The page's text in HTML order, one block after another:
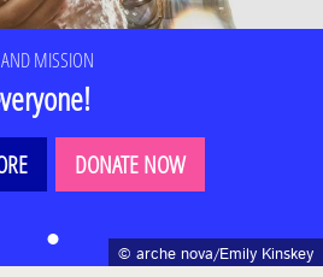
© arche nova/Emily Kinskey
MISSION
DONATE NOW
Item 1